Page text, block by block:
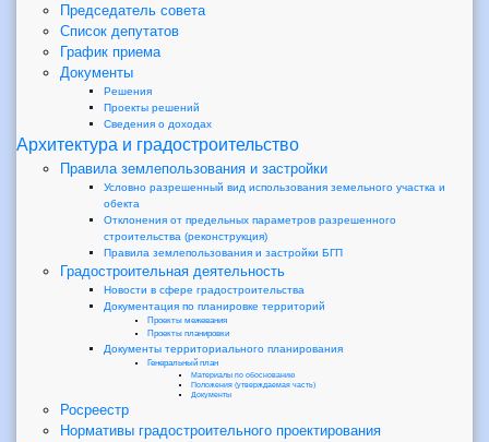
Председатель совета
Список депутатов
График приема
Документы
Решения
Проекты решений
Сведения о доходах
Архитектура и градостроительство
Правила землепользования и застройки
Условно разрешенный вид использования земельного участка и
обекта
Отклонения от предельных параметров разрешенного
строительства (реконструкция)
Правила землепользования и застройки БГП
Градостроительная деятельность
Новости в сфере градостроительства
Документация по планировке территорий
Проекты межевания
Проекты планировки
Документы территориального планирования
Генеральный план
Материалы по обоснованию
Положения (утверждаемая часть)
Документы
Росреестр
Нормативы градостроительного проектирования